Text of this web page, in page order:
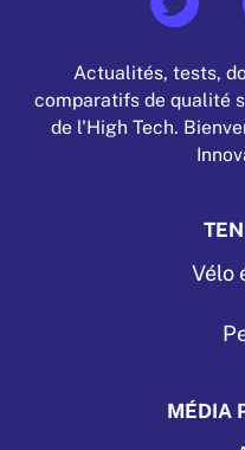
Actualités, tests,
comparatifs de qualité
de l'High Tech.
Vélo
MÉDIA